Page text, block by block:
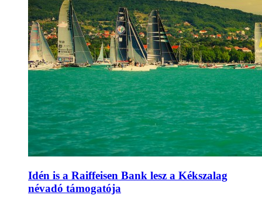
Idén is a Raiffeisen Bank lesz a Kékszalag
névadó támogatója